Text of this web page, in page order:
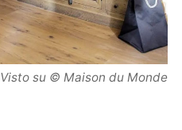
Visto su © Maison du Monde